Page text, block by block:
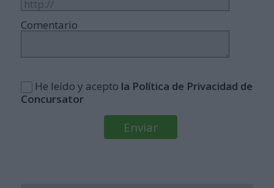
Comentario
He leído y acepto la Política de Privacidad de
Concursator